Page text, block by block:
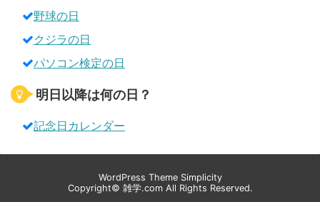
野球の日
クジラの日
パソコン検定の日
明日以降は何の日？
記念日カレンダー
WordPress Theme Simplicity
Copyright© 雑学.comAll Rights Reserved.